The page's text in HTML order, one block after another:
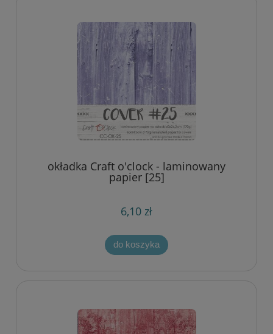
okładka Craft o'clock - laminowany
papier [25]
6,10 zł
do koszyka